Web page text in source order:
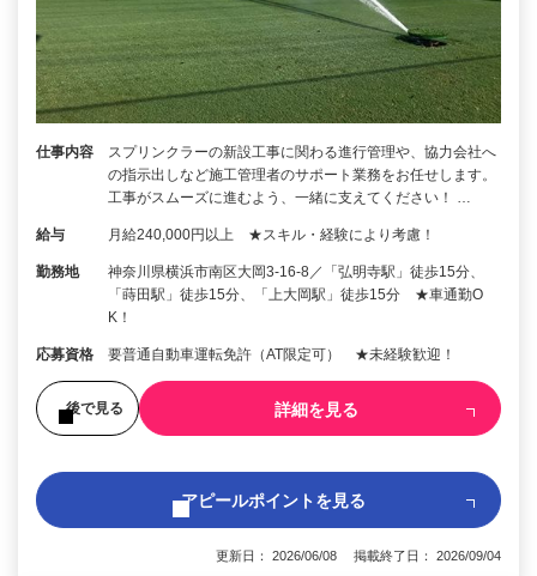
仕事内容
スプリンクラーの新設工事に関わる進行管理や、協力会社へ
の指示出しなど施工管理者のサポート業務をお任せします。
工事がスムーズに進むよう、一緒に支えてください！ …
給与 月給240,000円以上 ★スキル・経験により考慮！
勤務地
神奈川県横浜市南区大岡3-16-8／「弘明寺駅」徒歩15分、
「蒔田駅」徒歩15分、「上大岡駅」徒歩15分 ★車通勤O
K！
応募資格 要普通自動車運転免許（AT限定可） ★未経験歓迎！
後で見る 詳細を見る
アピールポイントを見る
更新日： 2026/06/08 掲載終了日： 2026/09/04